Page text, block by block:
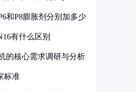
和P8膨胀剂分别加多少
有什么区别
的核心需求调研与分析
标准